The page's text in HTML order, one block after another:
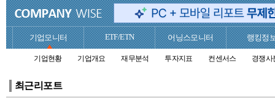
기업모니터 ETF/ETN 어닝스모니터 랭킹정
기업현황 기업개요 재무분석 투자지표 컨센서스 경쟁사
최근리포트